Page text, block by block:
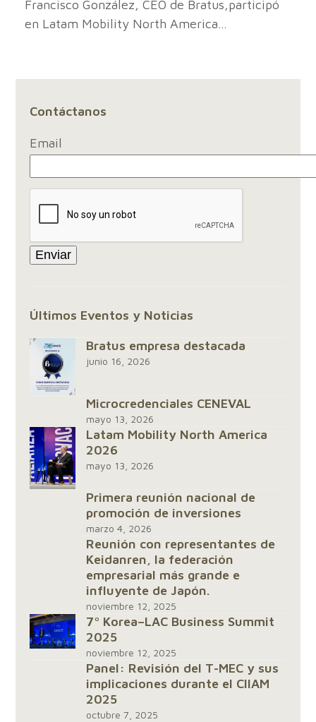
Francisco González, CEO de Bratus,participó
en Latam Mobility North America…
Contáctanos
Email
Últimos Eventos y Noticias
Bratus empresa destacada
junio 16, 2026
Microcredenciales CENEVAL
mayo 13, 2026
Latam Mobility North America
2026
mayo 13, 2026
Primera reunión nacional de
promoción de inversiones
marzo 4, 2026
Reunión con representantes de
Keidanren, la federación
empresarial más grande e
influyente de Japón.
noviembre 12, 2025
7º Korea–LAC Business Summit
2025
noviembre 12, 2025
Panel: Revisión del T-MEC y sus
implicaciones durante el CIIAM
2025
octubre 7, 2025